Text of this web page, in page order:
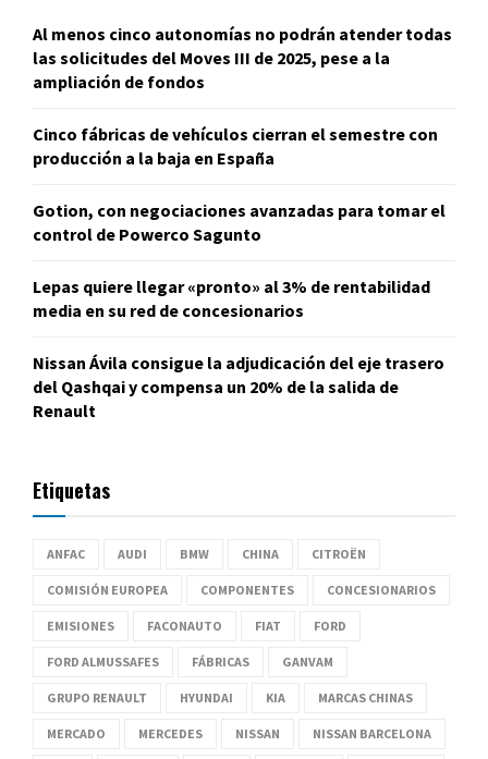
Al menos cinco autonomías no podrán atender todas
las solicitudes del Moves III de 2025, pese a la
ampliación de fondos
Cinco fábricas de vehículos cierran el semestre con
producción a la baja en España
Gotion, con negociaciones avanzadas para tomar el
control de Powerco Sagunto
Lepas quiere llegar «pronto» al 3% de rentabilidad
media en su red de concesionarios
Nissan Ávila consigue la adjudicación del eje trasero
del Qashqai y compensa un 20% de la salida de
Renault
Etiquetas
ANFAC AUDI BMW CHINA CITROËN
COMISIÓN EUROPEA COMPONENTES CONCESIONARIOS
EMISIONES FACONAUTO FIAT FORD
FORD ALMUSSAFES FÁBRICAS GANVAM
GRUPO RENAULT HYUNDAI KIA MARCAS CHINAS
MERCADO MERCEDES NISSAN NISSAN BARCELONA